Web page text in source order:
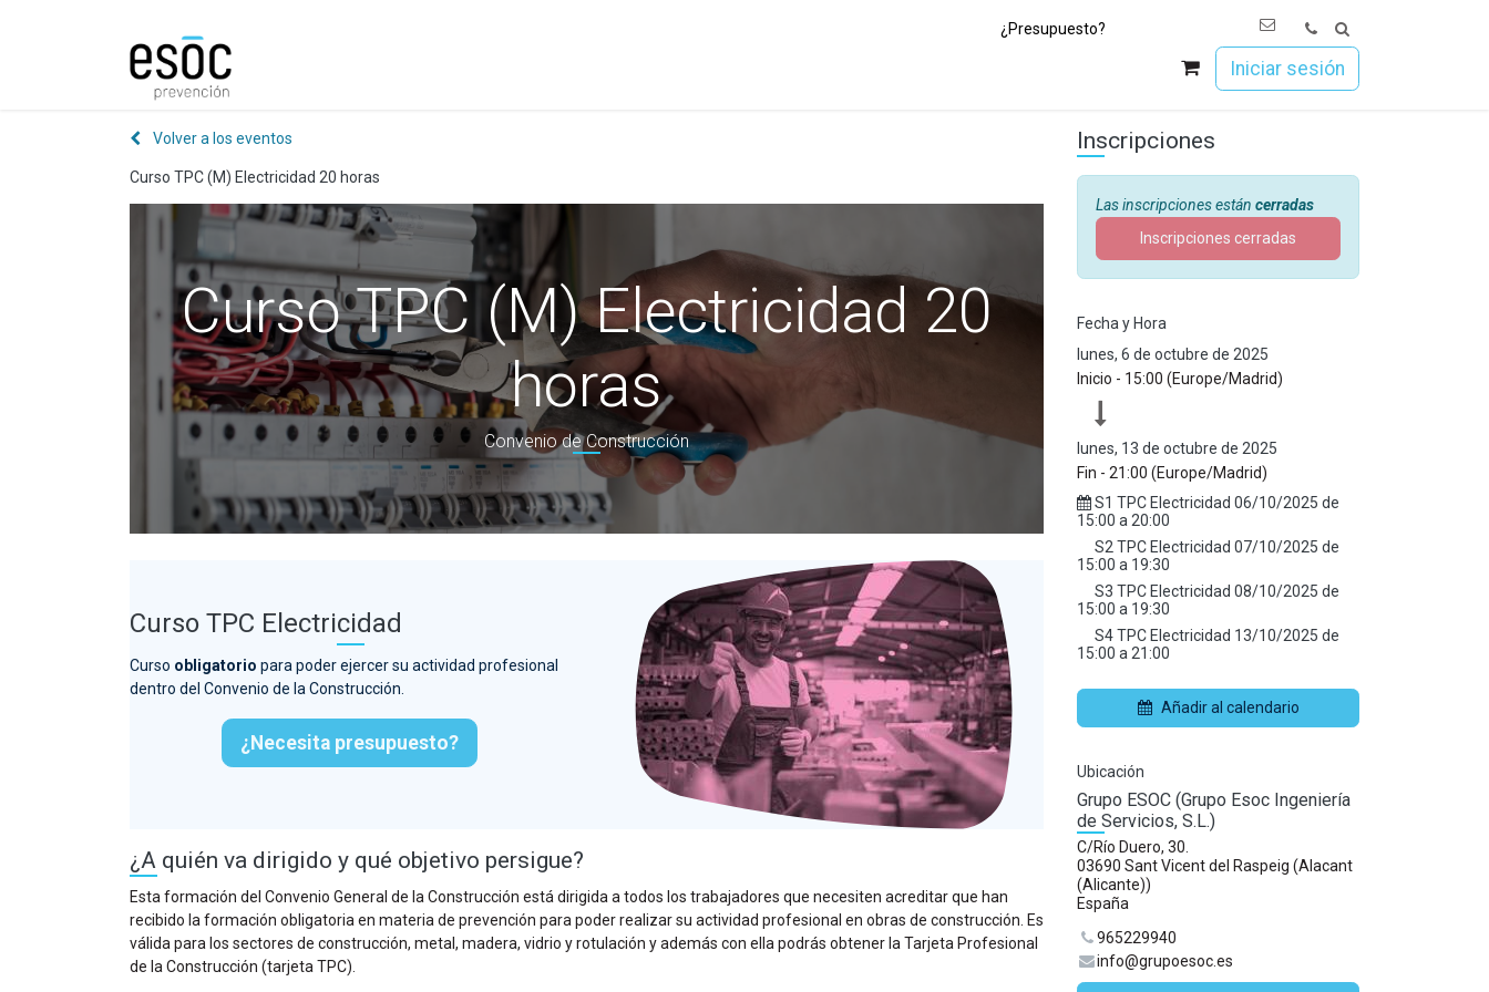
¿Presupuesto?
Iniciar sesión
Volver a los eventos
Curso TPC (M) Electricidad 20 horas
Curso TPC (M) Electricidad 20
horas
Convenio de Construcción
Curso TPC Electricidad
Curso obligatorio para poder ejercer su actividad profesional
dentro del Convenio de la Construcción.
¿Necesita presupuesto?
¿A quién va dirigido y qué objetivo persigue?
Esta formación del Convenio General de la Construcción está dirigida a todos los trabajadores que necesiten acreditar que han
recibido la formación obligatoria en materia de prevención para poder realizar su actividad profesional en obras de construcción. Es
válida para los sectores de construcción, metal, madera, vidrio y rotulación y además con ella podrás obtener la Tarjeta Profesional
de la Construcción (tarjeta TPC).
Inscripciones
Las inscripciones están cerradas
Inscripciones cerradas
Fecha y Hora
lunes, 6 de octubre de 2025
Inicio - 15:00 (Europe/Madrid)
lunes, 13 de octubre de 2025
Fin - 21:00 (Europe/Madrid)
S1 TPC Electricidad 06/10/2025 de
15:00 a 20:00
S2 TPC Electricidad 07/10/2025 de
15:00 a 19:30
S3 TPC Electricidad 08/10/2025 de
15:00 a 19:30
S4 TPC Electricidad 13/10/2025 de
15:00 a 21:00
Añadir al calendario
Ubicación
Grupo ESOC (Grupo Esoc Ingeniería
de Servicios, S.L.)
C/Río Duero, 30.
03690 Sant Vicent del Raspeig (Alacant
(Alicante))
España
965229940
info@grupoesoc.es